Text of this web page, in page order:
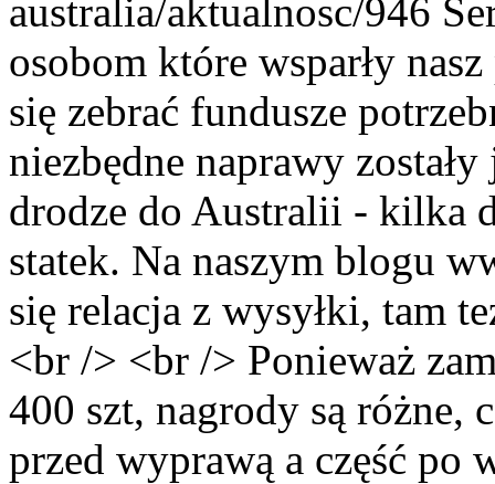
australia/aktualnosc/946
osobom które wsparły
się zebrać fundusze
niezbędne naprawy
drodze do Australii - kilka
statek. Na naszym blogu
się relacja z wysyłki, tam
<br /> <br /> Ponieważ
400 szt, nagrody są różne,
przed wyprawą a część